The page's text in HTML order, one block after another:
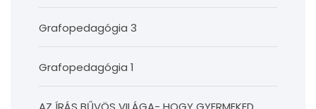
Grafopedagógia 3
Grafopedagógia 1